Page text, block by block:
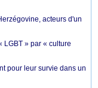
acteurs d'un
LGBT » par « culture
pour leur survie dans un